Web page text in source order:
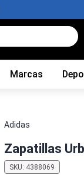
Marcas
Adidas
Zapatillas
SKU: 4388069